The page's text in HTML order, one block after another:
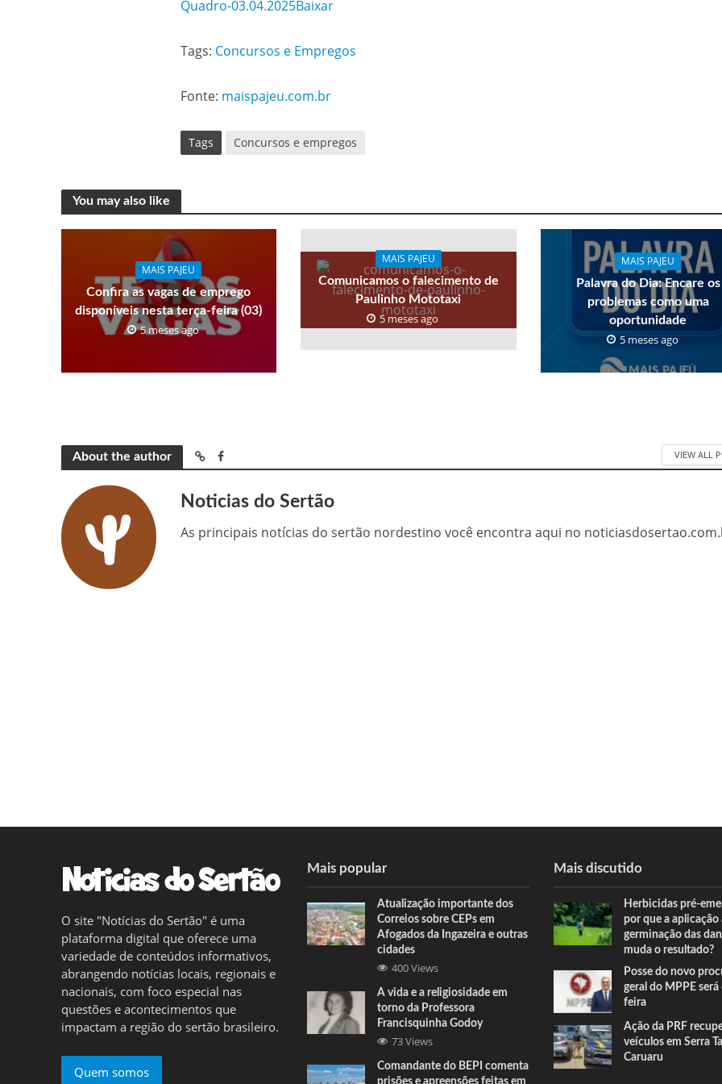
Quadro-03.04.2025Baixar
Tags: Concursos e Empregos
Fonte: maispajeu.com.br
Tags Concursos e empregos
You may also like
MAIS PAJEU
Confira as vagas de emprego
disponíveis nesta terça-feira (03)
5 meses ago
MAIS PAJEU
Comunicamos o falecimento de
Paulinho Mototaxi
5 meses ago
MAIS PAJEU
Palavra do Dia: Encare os
problemas como uma
oportunidade
5 meses ago
About the author VIEW ALL
Noticias do Sertão
As principais notícias do sertão nordestino você encontra aqui no
O site "Notícias do Sertão" é uma
plataforma digital que oferece uma
variedade de conteúdos informativos,
abrangendo notícias locais, regionais e
nacionais, com foco especial nas
questões e acontecimentos que
impactam a região do sertão brasileiro.
Quem somos
Mais popular
Atualização importante dos
Correios sobre CEPs em
Afogados da Ingazeira e outras
cidades
400 Views
A vida e a religiosidade em
torno da Professora
Francisquinha Godoy
73 Views
Comandante do BEPI comenta
prisões e apreensões feitas em
Mais discutido
Herbicidas pré-
por que a aplicação
germinação das
muda o resultado?
Posse do novo
geral do MPPE
feira
Ação da PRF
veículos em Serra
Caruaru